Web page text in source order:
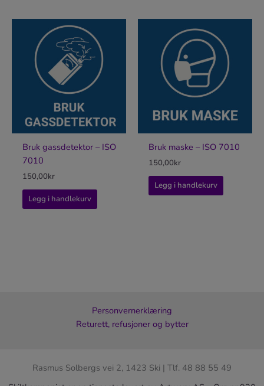
Bruk gassdetektor – ISO
7010
150,00kr
Legg i handlekurv
Bruk maske – ISO 7010
150,00kr
Legg i handlekurv
Personvernerklæring
Returett, refusjoner og bytter
Rasmus Solbergs vei 2, 1423 Ski | Tlf. 48 88 55 49